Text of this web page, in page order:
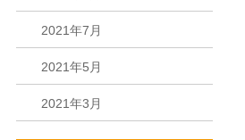
2021年7月
2021年5月
2021年3月